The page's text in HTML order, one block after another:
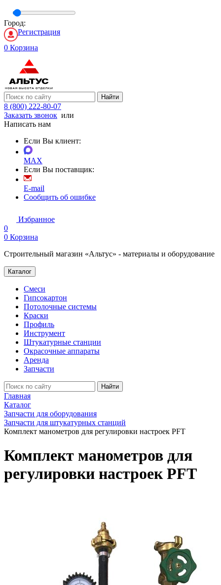
Город:
Регистрация
0 Корзина
Найти
8 (800) 222-80-07
Заказать звонок или
Написать нам
Если Вы клиент:
MAX
Если Вы поставщик:
E-mail
Сообщить об ошибке
Избранное
0
0 Корзина
Строительный магазин «Альтус» - материалы и оборудование
Каталог
Смеси
Гипсокартон
Потолочные системы
Краски
Профиль
Инструмент
Штукатурные станции
Окрасочные аппараты
Аренда
Запчасти
Найти
Главная
Каталог
Запчасти для оборудования
Запчасти для штукатурных станций
Комплект манометров для регулировки настроек PFT
Комплект манометров для
регулировки настроек PFT